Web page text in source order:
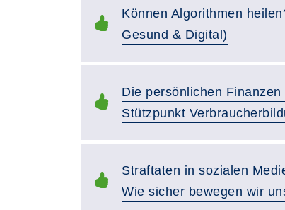
Können Algorithmen
Gesund & Digital)
Die persönlichen
Stützpunkt
Straftaten in sozialen
Wie sicher bewegen wir